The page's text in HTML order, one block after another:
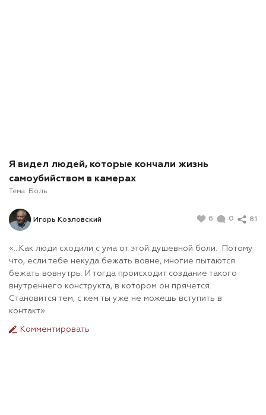
Я видел людей, которые кончали жизнь
самоубийством в камерах
Тема: Боль
Игорь Козловский 6 0 81
«…Как люди сходили с ума от этой душевной боли. Потому
что, если тебе некуда бежать вовне, многие пытаются
бежать вовнутрь. И тогда происходит создание такого
внутреннего конструкта, в котором он прячется.
Становится тем, с кем ты уже не можешь вступить в
контакт»
Комментировать